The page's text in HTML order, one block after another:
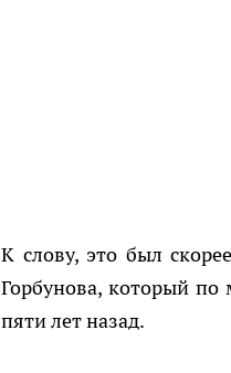
К слову, это был
Горбунова, который
пяти лет назад.